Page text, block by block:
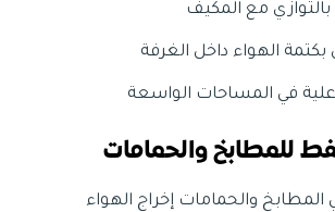
بالتوازي مع المكيف
الهواء داخل الغرفة
في المساحات الواسعة
للمطابخ والحمامات
والحمامات إخراج الهواء